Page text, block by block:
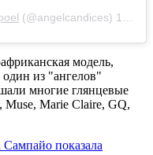
(@angelcandices) 16 Кві 2019 р. о 10:45 PDT
модель,
один из "ангелов"
многие глянцевые
Muse, Marie Claire, GQ,
Сампайо показала